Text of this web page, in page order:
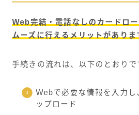
Web完結・電話なしのカードロ
ムーズに行えるメリットがありま
手続きの流れは、以下のとおりで
Webで必要な情報を入力し
ップロード